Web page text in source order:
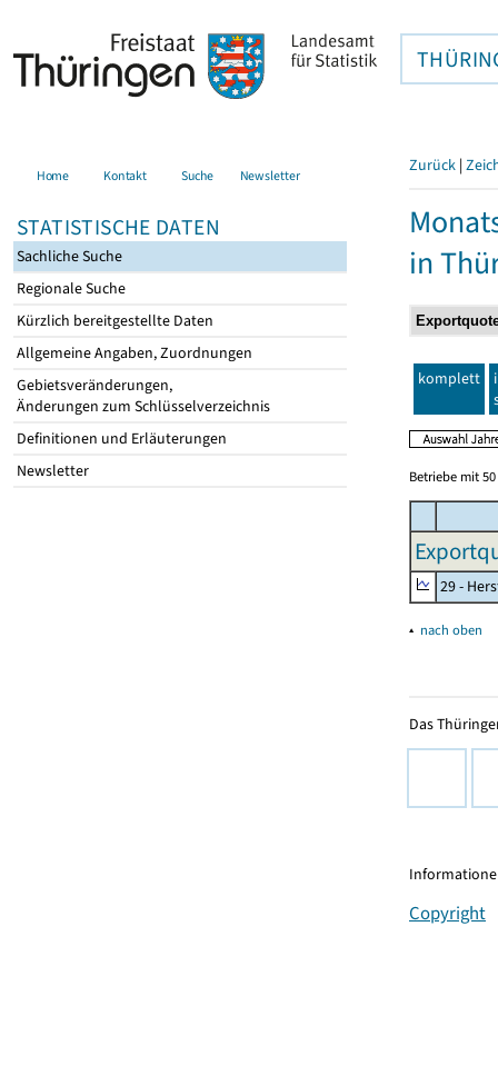
Home Kontakt Suche Newsletter
STATISTISCHE DATEN
Sachliche Suche
Regionale Suche
Kürzlich bereitgestellte Daten
Allgemeine Angaben, Zuordnungen
Gebietsveränderungen,
Änderungen zum Schlüsselverzeichnis
Definitionen und Erläuterungen
Newsletter
Zurück |
in
komplett
Betriebe mit
29 -
▴ nach oben
Das
Copyright